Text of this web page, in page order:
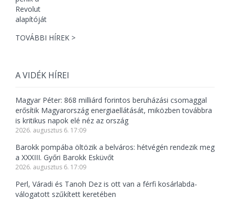
TOVÁBBI HÍREK >
A VIDÉK HÍREI
Magyar Péter: 868 milliárd forintos beruházási csomaggal
erősítik Magyarország energiaellátását, miközben továbbra
is kritikus napok elé néz az ország
2026. augusztus 6. 17:09
Barokk pompába öltözik a belváros: hétvégén rendezik meg
a XXXIII. Győri Barokk Esküvőt
2026. augusztus 6. 17:09
Perl, Váradi és Tanoh Dez is ott van a férfi kosárlabda-
válogatott szűkített keretében